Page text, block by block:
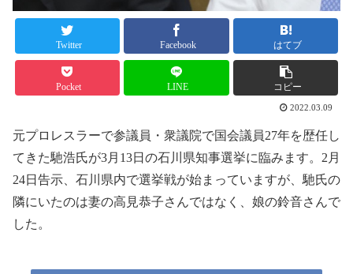
Twitter Facebook はてブ
Pocket LINE コピー
2022.03.09
元プロレスラーで参議員・衆議院で国会議員27年を歴任し
てきた馳浩氏が3月13日の石川県知事選挙に臨みます。2月
24日告示、石川県内で選挙戦が始まっていますが、馳氏の
隣にいたのは妻の高見恭子さんではなく、娘の鈴音さんで
した。